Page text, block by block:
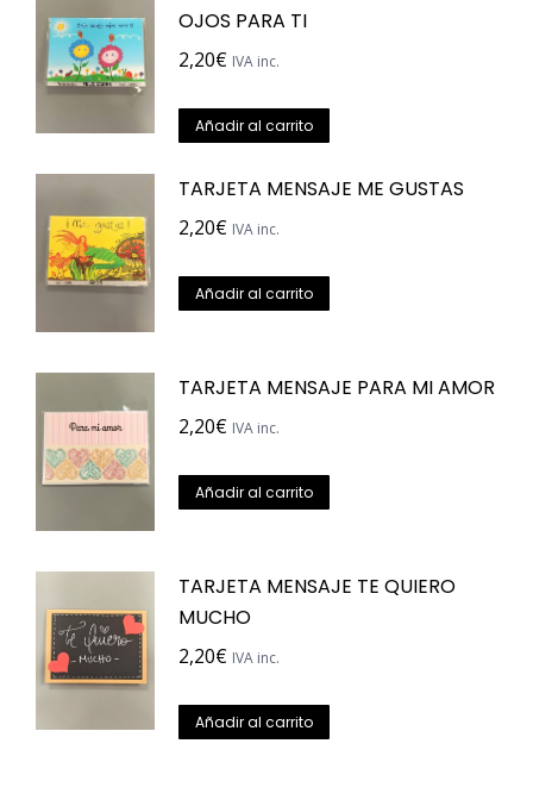
OJOS PARA TI
2,20€ IVA inc.
Añadir al carrito
TARJETA MENSAJE ME GUSTAS
2,20€ IVA inc.
Añadir al carrito
TARJETA MENSAJE PARA MI AMOR
2,20€ IVA inc.
Añadir al carrito
TARJETA MENSAJE TE QUIERO
MUCHO
2,20€ IVA inc.
Añadir al carrito